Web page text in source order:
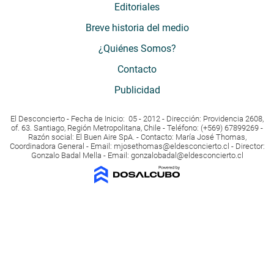
Editoriales
Breve historia del medio
¿Quiénes Somos?
Contacto
Publicidad
El Desconcierto - Fecha de Inicio: 05 - 2012 - Dirección: Providencia 2608,
of. 63. Santiago, Región Metropolitana, Chile - Teléfono: (+569) 67899269 -
Razón social: El Buen Aire SpA. - Contacto: María José Thomas,
Coordinadora General - Email: mjosethomas@eldesconcierto.cl - Director:
Gonzalo Badal Mella - Email: gonzalobadal@eldesconcierto.cl